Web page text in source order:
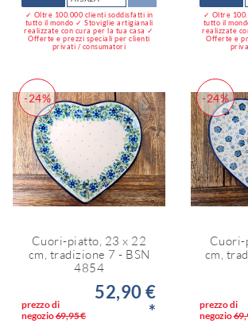
✓ Oltre 100.000 clienti soddisfatti in
tutto il mondo ✓ Stoviglie artigianali
realizzate con cura per la tua casa ✓
Offerte e prezzi speciali per clienti
privati / consumatori
✓ Oltre
tutto il
realizzate
Offerte e
-24%
Cuori-piatto, 23 x 22
cm, tradizione 7 - BSN
4854
prezzo di
negozio69,95 €
52,90 €
*
-24%
Cuori-
cm,
prezzo di
negozio